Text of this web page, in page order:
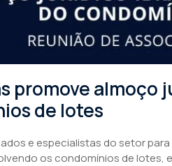
promove
de lotes
e especialistas do setor
os condomínios de lotes,